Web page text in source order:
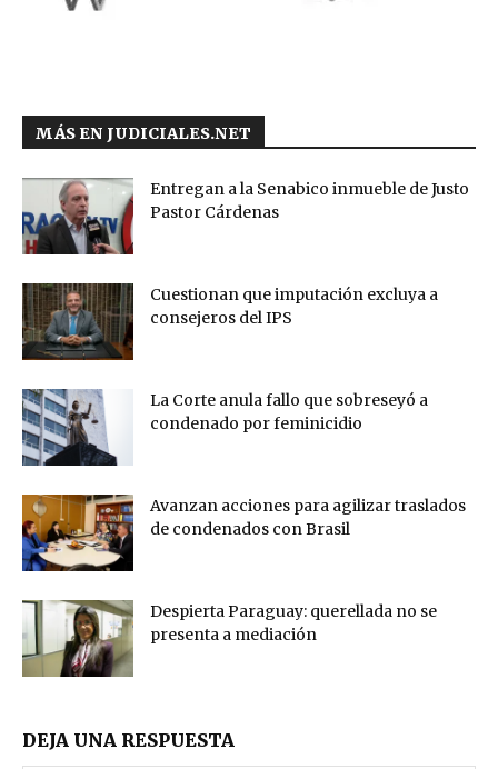
MÁS EN JUDICIALES.NET
Entregan a la Senabico inmueble de Justo
Pastor Cárdenas
Cuestionan que imputación excluya a
consejeros del IPS
La Corte anula fallo que sobreseyó a
condenado por feminicidio
Avanzan acciones para agilizar traslados
de condenados con Brasil
Despierta Paraguay: querellada no se
presenta a mediación
DEJA UNA RESPUESTA